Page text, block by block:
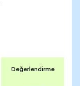
Değerlendirme